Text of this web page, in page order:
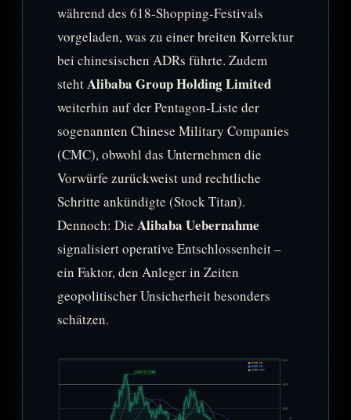
während des 618-Shopping-Festivals
vorgeladen, was zu einer breiten Korrektur
bei chinesischen ADRs führte. Zudem
stehtAlibaba Group Holding Limited
weiterhin auf der Pentagon-Liste der
sogenannten Chinese Military Companies
(CMC), obwohl das Unternehmen die
Vorwürfe zurückweist und rechtliche
Schritte ankündigte (Stock Titan).
Dennoch: Die Alibaba Uebernahme
signalisiert operative Entschlossenheit –
ein Faktor, den Anleger in Zeiten
geopolitischer Unsicherheit besonders
schätzen.